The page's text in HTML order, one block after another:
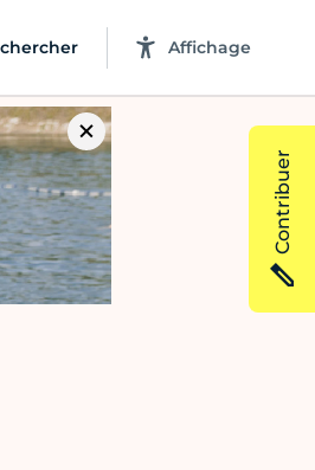
Affichage
Contribuer